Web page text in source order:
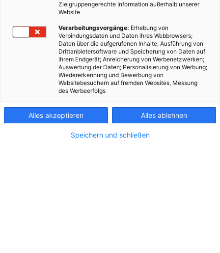
Zielgruppengerechte Information außerhalb unserer
Website
Verarbeitungsvorgänge: Erhebung von
Verbindungsdaten und Daten ihres Webbrowsers;
Daten über die aufgerufenen Inhalte; Ausführung von
Drittanbietersoftware und Speicherung von Daten auf
ihrem Endgerät; Anreicherung von Werbenetzwerken;
Auswertung der Daten; Personalisierung von Werbung;
Wiedererkennung und Bewerbung von
Websitebesuchern auf fremden Websites, Messung
des Werbeerfolgs
Alles akzeptieren Alles ablehnen
Speichern und schließen